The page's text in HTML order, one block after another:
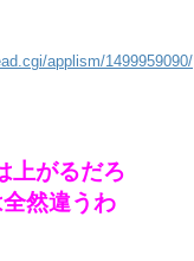
applism/1499959090/
上がるだろ
然違うわ